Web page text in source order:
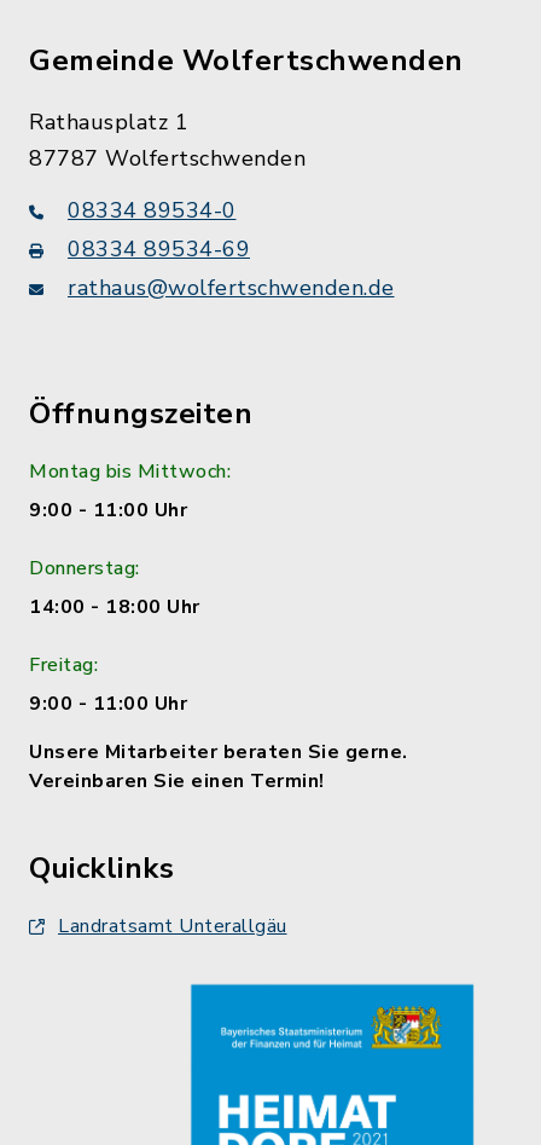
Gemeinde Wolfertschwenden
Rathausplatz 1
87787 Wolfertschwenden
08334 89534-0
08334 89534-69
rathaus@wolfertschwenden.de
Öffnungszeiten
Montag bis Mittwoch:
9:00 - 11:00 Uhr
Donnerstag:
14:00 - 18:00 Uhr
Freitag:
9:00 - 11:00 Uhr
Unsere Mitarbeiter beraten Sie gerne.
Vereinbaren Sie einen Termin!
Quicklinks
Landratsamt Unterallgäu